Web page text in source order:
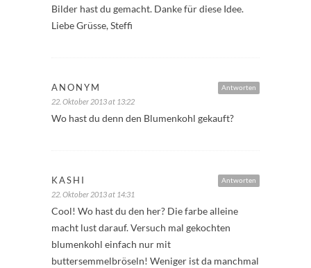
Bilder hast du gemacht. Danke für diese Idee.
Liebe Grüsse, Steffi
Antworten
ANONYM
22. Oktober 2013 at 13:22
Wo hast du denn den Blumenkohl gekauft?
Antworten
KASHI
22. Oktober 2013 at 14:31
Cool! Wo hast du den her? Die farbe alleine
macht lust darauf. Versuch mal gekochten
blumenkohl einfach nur mit
buttersemmelbröseln! Weniger ist da manchmal